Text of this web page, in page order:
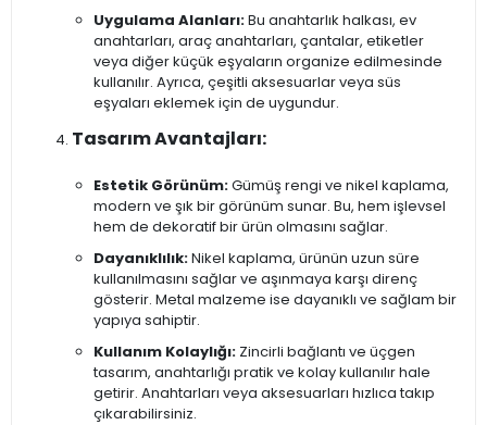
Uygulama Alanları:Bu anahtarlık halkası, ev
anahtarları, araç anahtarları, çantalar, etiketler
veya diğer küçük eşyaların organize edilmesinde
kullanılır. Ayrıca, çeşitli aksesuarlar veya süs
eşyaları eklemek için de uygundur.
Tasarım Avantajları:
Estetik Görünüm:Gümüş rengi ve nikel kaplama,
modern ve şık bir görünüm sunar. Bu, hem işlevsel
hem de dekoratif bir ürün olmasını sağlar.
Dayanıklılık:Nikel kaplama, ürünün uzun süre
kullanılmasını sağlar ve aşınmaya karşı direnç
gösterir. Metal malzeme ise dayanıklı ve sağlam bir
yapıya sahiptir.
Kullanım Kolaylığı: Zincirli bağlantı ve üçgen
tasarım, anahtarlığı pratik ve kolay kullanılır hale
getirir. Anahtarları veya aksesuarları hızlıca takıp
çıkarabilirsiniz.